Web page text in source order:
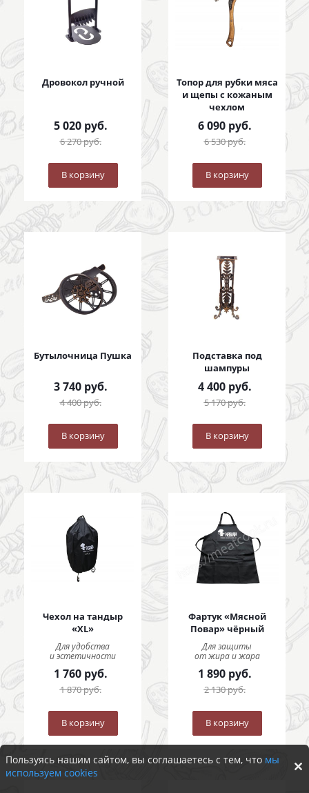
Дровокол ручной
5 020руб.
6 270руб.
В корзину
Топор для рубки мяса
и щепы с кожаным
чехлом
6 090руб.
6 530руб.
В корзину
Бутылочница Пушка
3 740руб.
4 400руб.
В корзину
Подставка под
шампуры
4 400руб.
5 170руб.
В корзину
Чехол на тандыр
«XL»
Для удобства
и эстетичности
1 760руб.
1 870руб.
В корзину
Фартук «Мясной
Повар» чёрный
Для защиты
от жира и жара
1 890руб.
2 130руб.
В корзину
Пользуясь нашим сайтом, вы соглашаетесь с тем, что мы
используем cookies